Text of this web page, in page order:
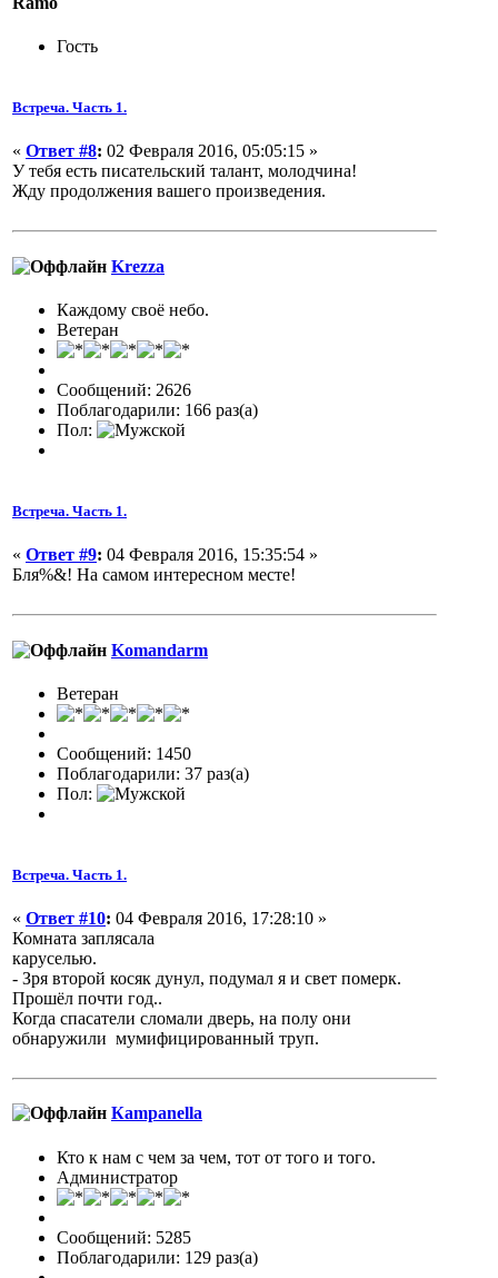
Гость
Встреча. Часть 1.
« Ответ #8: 02 Февраля 2016, 05:05:15 »
У тебя есть писательский талант, молодчина!
Жду продолжения вашего произведения.
Krezza
Каждому своё небо.
Ветеран
Сообщений: 2626
Поблагодарили: 166 раз(а)
Пол:
Встреча. Часть 1.
« Ответ #9: 04 Февраля 2016, 15:35:54 »
Бля%&! На самом интересном месте!
Komandarm
Ветеран
Сообщений: 1450
Поблагодарили: 37 раз(а)
Пол:
Встреча. Часть 1.
« Ответ #10: 04 Февраля 2016, 17:28:10 »
Комната заплясала
каруселью.
- Зря второй косяк дунул, подумал я и свет померк.
Прошёл почти год..
Когда спасатели сломали дверь, на полу они
обнаружили мумифицированный труп.
Кampanella
Кто к нам с чем за чем, тот от того и того.
Администратор
Сообщений: 5285
Поблагодарили: 129 раз(а)